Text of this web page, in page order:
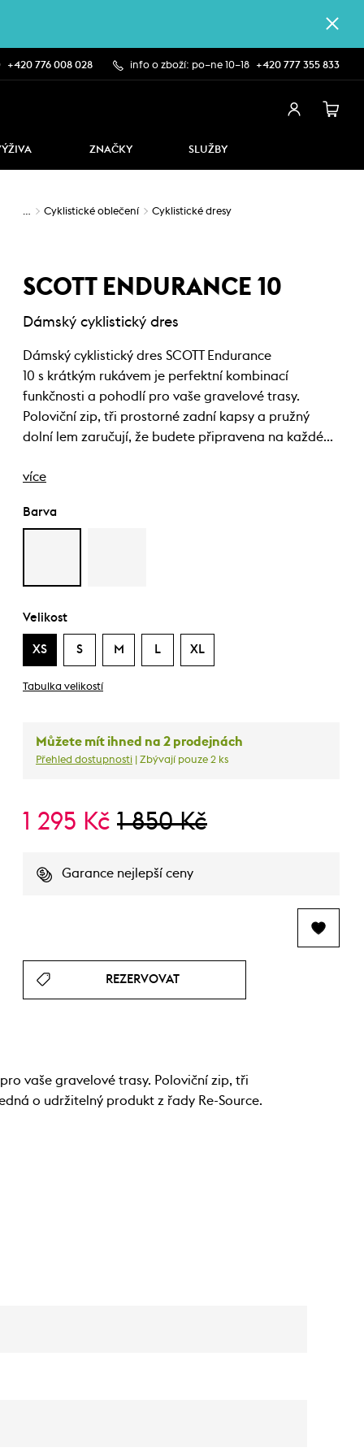
+420 776 008 028 info o zboží: po–ne 10–18 +420 777 355 833
ZNAČKY SLUŽBY
… Cyklistické oblečení Cyklistické dresy
SCOTT ENDURANCE 10
Dámský cyklistický dres
Dámský cyklistický dres SCOTT Endurance
10 s krátkým rukávem je perfektní kombinací
funkčnosti a pohodlí pro vaše gravelové trasy.
Poloviční zip, tři prostorné zadní kapsy a pružný
dolní lem zaručují, že budete připravena na každé…
více
Barva
Velikost
XS S M L XL
Tabulka velikostí
Můžete mít ihned na 2 prodejnách
Přehled dostupnosti | Zbývají pouze 2 ks
1 295 Kč 1 850 Kč
Garance nejlepší ceny
REZERVOVAT
vaše gravelové trasy. Poloviční zip, tři
o udržitelný produkt z řady Re-Source.